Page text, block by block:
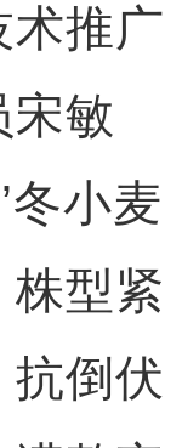
推广
宋敏
冬小麦
株型紧
抗倒伏